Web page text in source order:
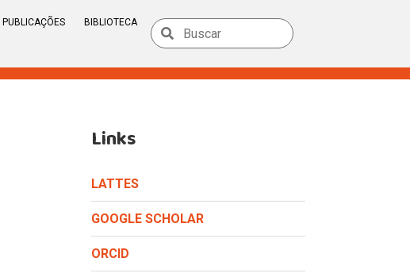
PUBLICAÇÕES BIBLIOTECA
Links
LATTES
GOOGLE SCHOLAR
ORCID